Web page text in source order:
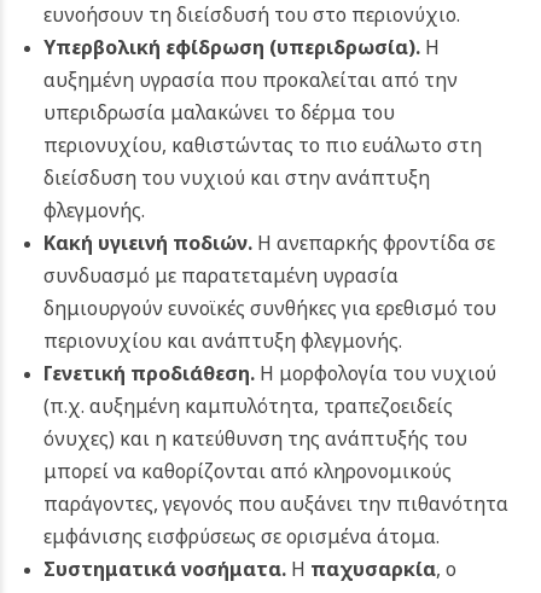
ευνοήσουν τη διείσδυσή του στο περιονύχιο.
Υπερβολική εφίδρωση (υπεριδρωσία).Η
αυξημένη υγρασία που προκαλείται από την
υπεριδρωσία μαλακώνει το δέρμα του
περιονυχίου, καθιστώντας το πιο ευάλωτο στη
διείσδυση του νυχιού και στην ανάπτυξη
φλεγμονής.
Κακή υγιεινή ποδιών.Η ανεπαρκής φροντίδα σε
συνδυασμό με παρατεταμένη υγρασία
δημιουργούν ευνοϊκές συνθήκες για ερεθισμό του
περιονυχίου και ανάπτυξη φλεγμονής.
Γενετική προδιάθεση.Η μορφολογία του νυχιού
(π.χ. αυξημένη καμπυλότητα, τραπεζοειδείς
όνυχες) και η κατεύθυνση της ανάπτυξής του
μπορεί να καθορίζονται από κληρονομικούς
παράγοντες, γεγονός που αυξάνει την πιθανότητα
εμφάνισης εισφρύσεως σε ορισμένα άτομα.
Συστηματικά νοσήματα.Η παχυσαρκία, ο